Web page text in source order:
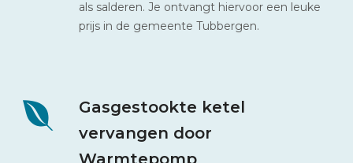
als salderen. Je ontvangt hiervoor een leuke
prijs in de gemeente Tubbergen.
Gasgestookte ketel
vervangen door
Warmtepomp